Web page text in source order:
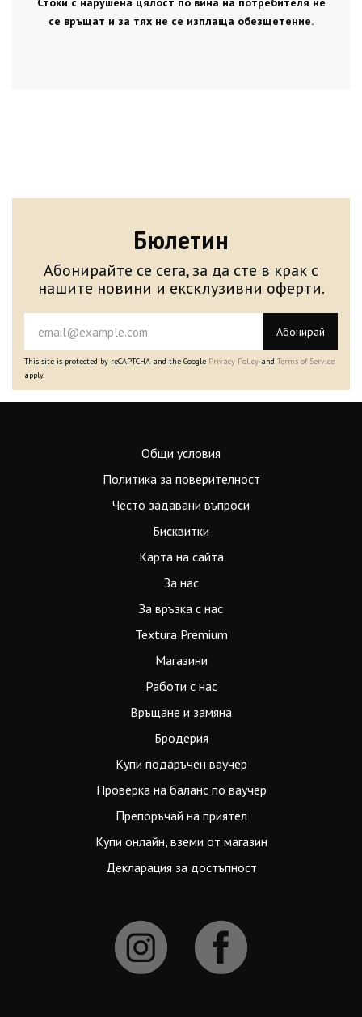
се връщат и за тях не се изплаща обезщетение.
Бюлетин
Абонирайте се сега, за да сте в крак с
нашите новини и ексклузивни оферти.
Абонирай
This site is protected by reCAPTCHA and the Google Privacy Policy and Terms of Service
apply.
Общи условия
Политика за поверителност
Често задавани въпроси
Бисквитки
Карта на сайта
За нас
За връзка с нас
Textura Premium
Магазини
Работи с нас
Връщане и замяна
Бродерия
Купи подаръчен ваучер
Проверка на баланс по ваучер
Препоръчай на приятел
Купи онлайн, вземи от магазин
Декларация за достъпност